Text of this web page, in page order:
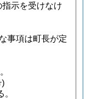
示を受けなけ
事項は町長が定
)